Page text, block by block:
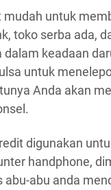
untuk
toko serba ada,
dalam keadaan
untuk
Anda akan
digunakan
handphone,
abu-abu anda